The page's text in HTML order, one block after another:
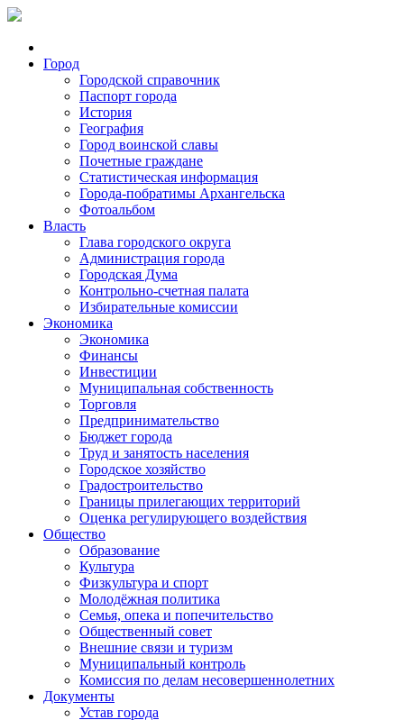
Город
Городской справочник
Паспорт города
История
География
Город воинской славы
Почетные граждане
Статистическая информация
Города-побратимы Архангельска
Фотоальбом
Власть
Глава городского округа
Администрация города
Городская Дума
Контрольно-счетная палата
Избирательные комиссии
Экономика
Экономика
Финансы
Инвестиции
Муниципальная собственность
Торговля
Предпринимательство
Бюджет города
Труд и занятость населения
Городское хозяйство
Градостроительство
Границы прилегающих территорий
Оценка регулирующего воздействия
Общество
Образование
Культура
Физкультура и спорт
Молодёжная политика
Семья, опека и попечительство
Общественный совет
Внешние связи и туризм
Муниципальный контроль
Комиссия по делам несовершеннолетних
Документы
Устав города